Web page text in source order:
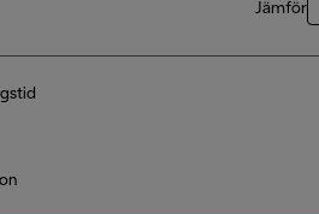
Jämför